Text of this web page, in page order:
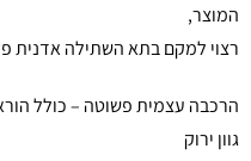
המוצר,
רצוי למקם בתא השתילה אדנית
הרכבה עצמית פשוטה – כולל
גוון ירוק